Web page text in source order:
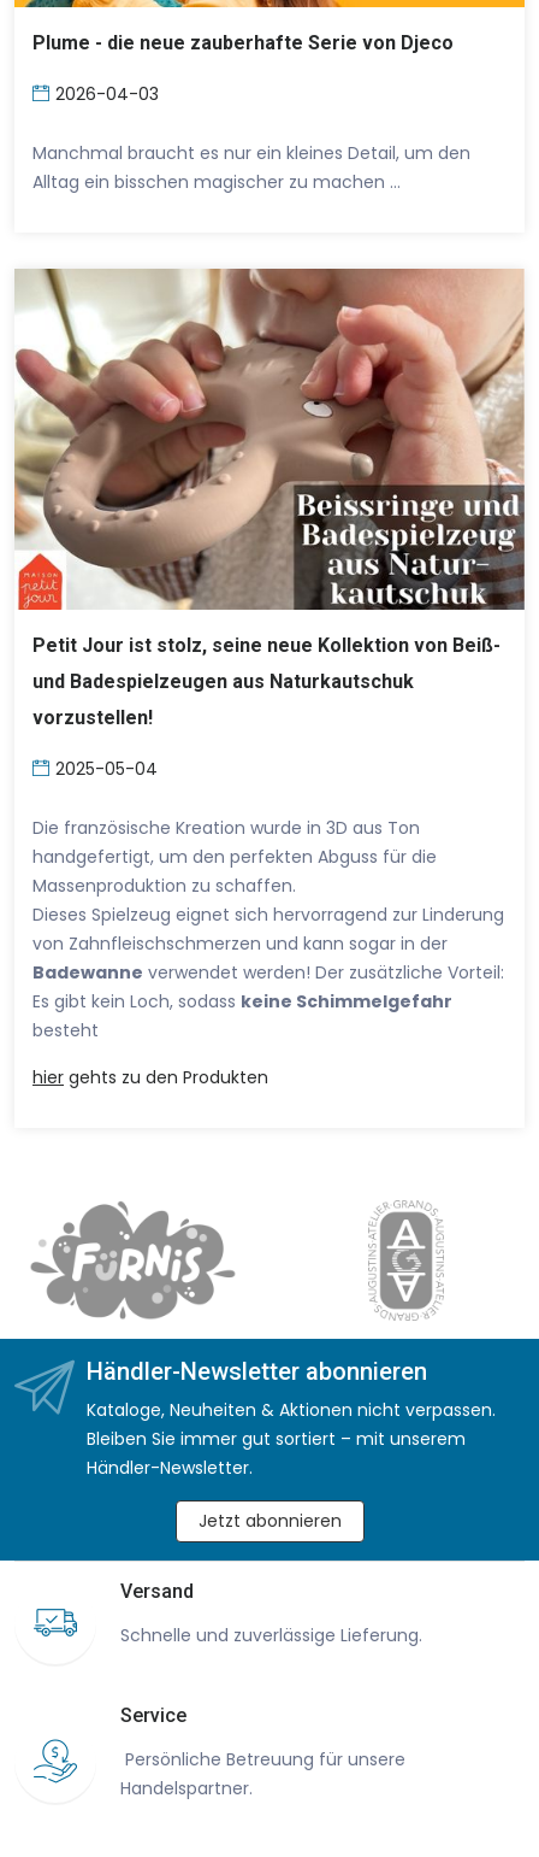
Plume - die neue zauberhafte Serie von Djeco
2026-04-03
Manchmal braucht es nur ein kleines Detail, um den
Alltag ein bisschen magischer zu machen …
Petit Jour ist stolz, seine neue Kollektion von Beiß-
und Badespielzeugen aus Naturkautschuk
vorzustellen!
2025-05-04
Die französische Kreation wurde in 3D aus Ton
handgefertigt, um den perfekten Abguss für die
Massenproduktion zu schaffen.
Dieses Spielzeug eignet sich hervorragend zur Linderung
von Zahnfleischschmerzen und kann sogar in der
Badewanne verwendet werden! Der zusätzliche Vorteil:
Es gibt kein Loch, sodass keine Schimmelgefahr
besteht
hier gehts zu den Produkten
Händler-Newsletter abonnieren
Kataloge, Neuheiten & Aktionen nicht verpassen.
Bleiben Sie immer gut sortiert – mit unserem
Händler-Newsletter.
Jetzt abonnieren
Versand
Schnelle und zuverlässige Lieferung.
Service
Persönliche Betreuung für unsere
Handelspartner.